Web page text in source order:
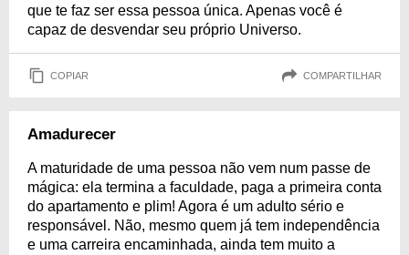
que te faz ser essa pessoa única. Apenas você é
capaz de desvendar seu próprio Universo.
COPIAR COMPARTILHAR
Amadurecer
A maturidade de uma pessoa não vem num passe de
mágica: ela termina a faculdade, paga a primeira conta
do apartamento e plim! Agora é um adulto sério e
responsável. Não, mesmo quem já tem independência
e uma carreira encaminhada, ainda tem muito a